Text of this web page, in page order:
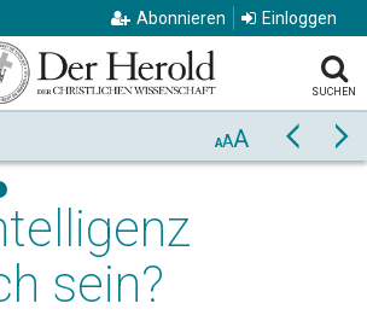
Abonnieren Einloggen
SUCHEN
AAA Zurück
sein?